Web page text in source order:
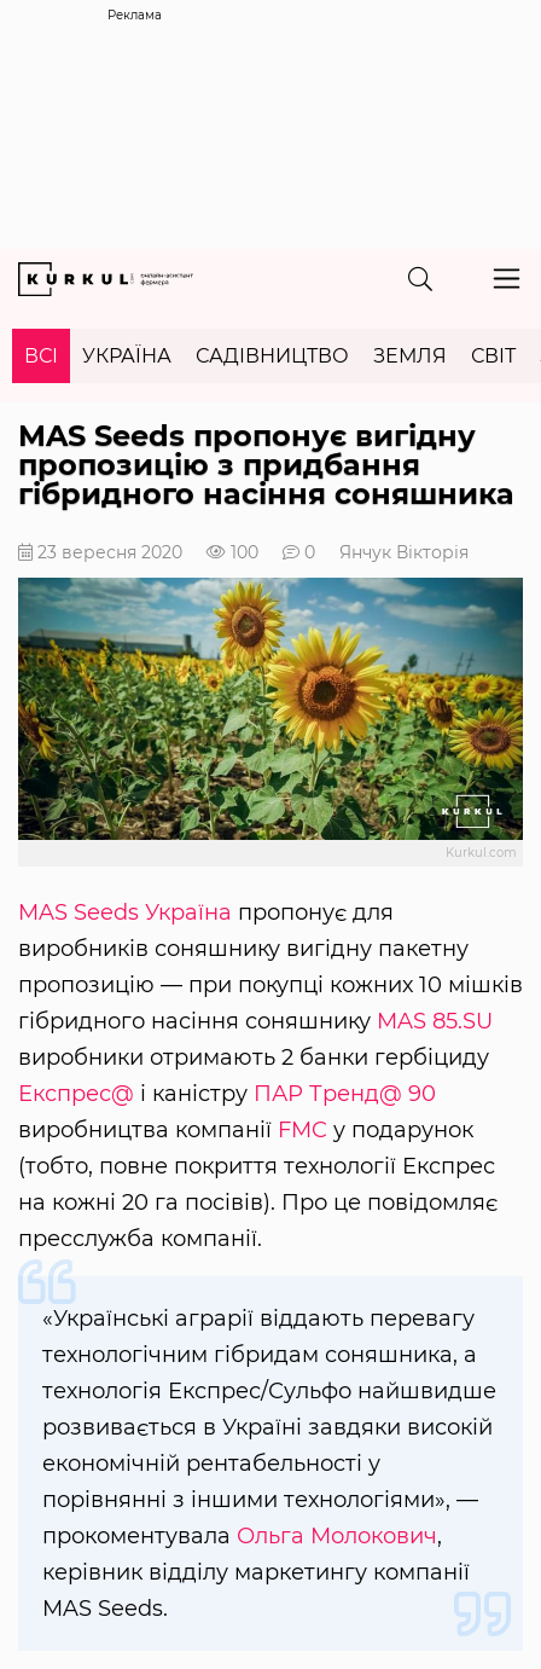
Реклама
ВСІ УКРАЇНА САДІВНИЦТВО ЗЕМЛЯ СВІТ
MAS Seeds пропонує вигідну
пропозицію з придбання
гібридного насіння соняшника
23 вересня 2020 100 0 Янчук Вікторія
Kurkul.com
MAS Seeds Україна пропонує для
виробників соняшнику вигідну пакетну
пропозицію — при покупці кожних 10 мішків
гібридного насіння соняшнику MAS 85.SU
виробники отримають 2 банки гербіциду
Експрес@ і каністру ПАР Тренд@ 90
виробництва компанії FMC у подарунок
(тобто, повне покриття технології Експрес
на кожні 20 га посівів). Про це повідомляє
пресслужба компанії.
«Українські аграрії віддають перевагу
технологічним гібридам соняшника, а
технологія Експрес/Сульфо найшвидше
розвивається в Україні завдяки високій
економічній рентабельності у
порівнянні з іншими технологіями», —
прокоментувала Ольга Молокович,
керівник відділу маркетингу компанії
MAS Seeds.